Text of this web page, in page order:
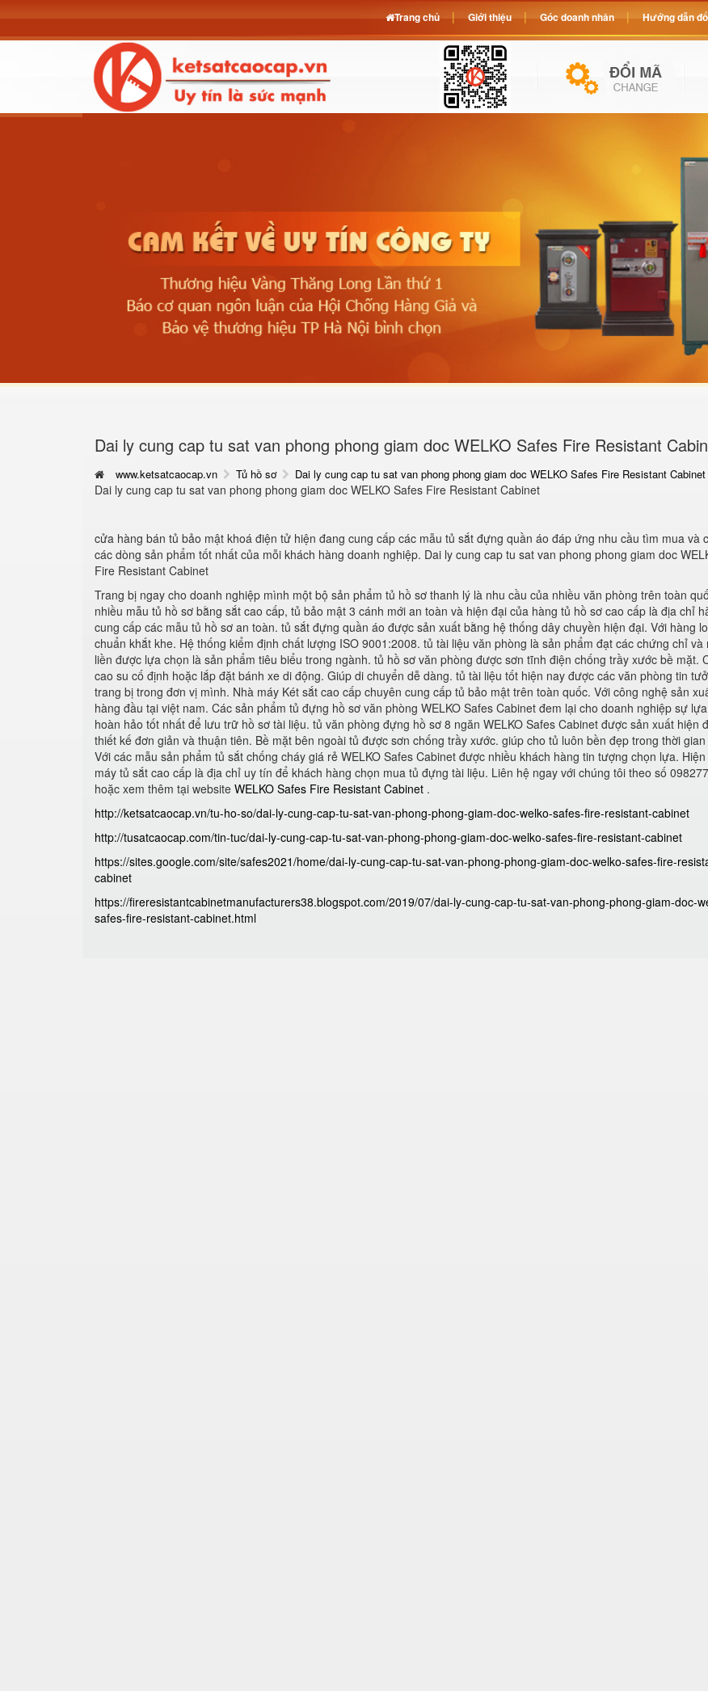
Dai ly cung cap tu sat van phong phong giam doc WELKO Safes Fire Resistant
www.ketsatcaocap.vn Tủ hồ sơ Dai ly cung cap tu sat van phong phong giam doc WELKO Safes Fire Resistant Cabinet
Dai ly cung cap tu sat van phong phong giam doc WELKO Safes Fire Resistant Cabinet
cửa hàng bán tủ bảo mật khoá điện tử hiện đang cung cấp các mẫu tủ sắt đựng quần áo đáp ứng nhu cầu tìm mua và
các dòng sản phẩm tốt nhất của mỗi khách hàng doanh nghiệp. Dai ly cung cap tu sat van phong phong giam doc
Fire Resistant Cabinet
Trang bị ngay cho doanh nghiệp mình một bộ sản phẩm tủ hồ sơ thanh lý là nhu cầu của nhiều văn phòng trên toàn
nhiều mẫu tủ hồ sơ bằng sắt cao cấp, tủ bảo mật 3 cánh mới an toàn và hiện đại của hàng tủ hồ sơ cao cấp là địa chỉ
cung cấp các mẫu tủ hồ sơ an toàn. tủ sắt đựng quần áo được sản xuất bằng hệ thống dây chuyền hiện đại. Với hàng
chuẩn khắt khe. Hệ thống kiểm định chất lượng ISO 9001:2008. tủ tài liệu văn phòng là sản phẩm đạt các chứng chỉ và
liền được lựa chọn là sản phẩm tiêu biểu trong ngành. tủ hồ sơ văn phòng được sơn tĩnh điện chống trầy xước bề mặt.
cao su cố định hoặc lắp đặt bánh xe di động. Giúp di chuyển dễ dàng. tủ tài liệu tốt hiện nay được các văn phòng tin
trang bị trong đơn vị mình. Nhà máy Két sắt cao cấp chuyên cung cấp tủ bảo mật trên toàn quốc. Với công nghệ sản
hàng đầu tại việt nam. Các sản phẩm tủ đựng hồ sơ văn phòng WELKO Safes Cabinet đem lại cho doanh nghiệp sự
hoàn hảo tốt nhất để lưu trữ hồ sơ tài liệu. tủ văn phòng đựng hồ sơ 8 ngăn WELKO Safes Cabinet được sản xuất hiện
thiết kế đơn giản và thuận tiên. Bề mặt bên ngoài tủ được sơn chống trầy xước. giúp cho tủ luôn bền đẹp trong thời
Với các mẫu sản phẩm tủ sắt chống cháy giá rẻ WELKO Safes Cabinet được nhiều khách hàng tin tượng chọn lựa.
máy tủ sắt cao cấp là địa chỉ uy tín để khách hàng chọn mua tủ đựng tài liệu. Liên hệ ngay với chúng tôi theo số
hoặc xem thêm tại website WELKO Safes Fire Resistant Cabinet .
http://ketsatcaocap.vn/tu-ho-so/dai-ly-cung-cap-tu-sat-van-phong-phong-giam-doc-welko-safes-fire-resistant-cabinet
http://tusatcaocap.com/tin-tuc/dai-ly-cung-cap-tu-sat-van-phong-phong-giam-doc-welko-safes-fire-resistant-cabinet
https://sites.google.com/site/safes2021/home/dai-ly-cung-cap-tu-sat-van-phong-phong-giam-doc-welko-safes-fire-
cabinet
https://fireresistantcabinetmanufacturers38.blogspot.com/2019/07/dai-ly-cung-cap-tu-sat-van-phong-phong-giam-doc-
safes-fire-resistant-cabinet.html
Trang chủ Giới thiệu Góc doanh nhân Hướng dẫn